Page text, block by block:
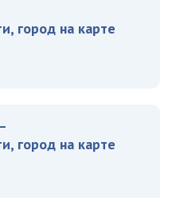
город на карте
город на карте